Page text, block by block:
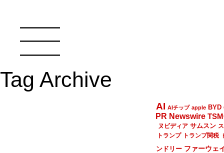
Tag Archive
AI AIチップ apple BYD
PR Newswire
ヌビディア サムスン
トランプ
トランプ関税
ンドリー ファーウェ